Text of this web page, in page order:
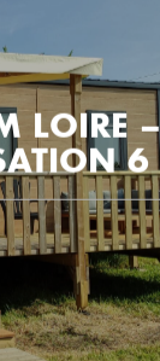
LOIRE –
6